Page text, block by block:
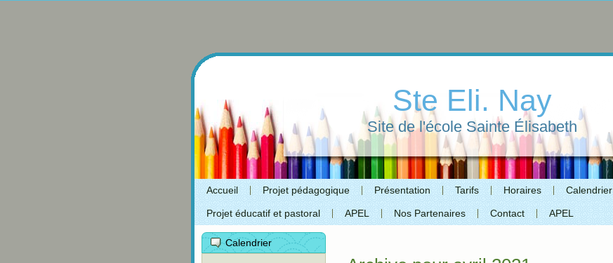
Ste Eli. Nay
Site de l'école Sainte Élisabeth
Accueil Projet pédagogique Présentation Tarifs Horaires Calendrier
Projet éducatif et pastoral APEL Nos Partenaires Contact APEL
Calendrier